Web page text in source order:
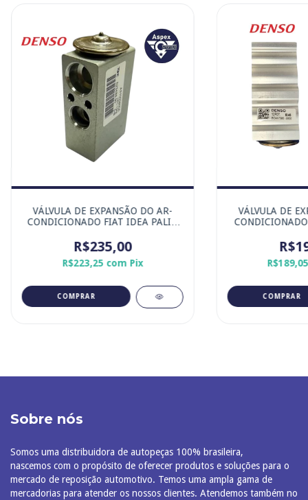
VÁLVULA DE EXPANSÃO DO AR-
CONDICIONADO FIAT IDEA PALIO
DENSO
R$235,00
R$223,25 com Pix
VÁLVULA DE
Sobre nós
Somos uma distribuidora de autopeças 100% brasileira,
nascemos com o propósito de oferecer produtos e soluções para o
mercado de reposição automotivo. Temos uma ampla gama de
mercadorias para atender os nossos clientes. Atendemos também no